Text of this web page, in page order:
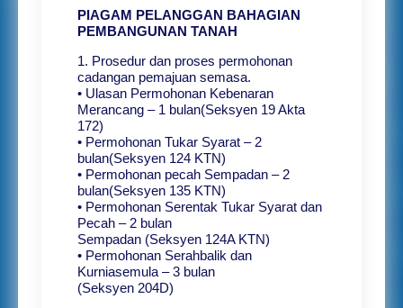
PIAGAM PELANGGAN BAHAGIAN
PEMBANGUNAN TANAH
1. Prosedur dan proses permohonan
cadangan pemajuan semasa.
• Ulasan Permohonan Kebenaran
Merancang – 1 bulan(Seksyen 19 Akta
172)
• Permohonan Tukar Syarat – 2
bulan(Seksyen 124 KTN)
• Permohonan pecah Sempadan – 2
bulan(Seksyen 135 KTN)
• Permohonan Serentak Tukar Syarat dan
Pecah – 2 bulan
Sempadan (Seksyen 124A KTN)
• Permohonan Serahbalik dan
Kurniasemula – 3 bulan
(Seksyen 204D)